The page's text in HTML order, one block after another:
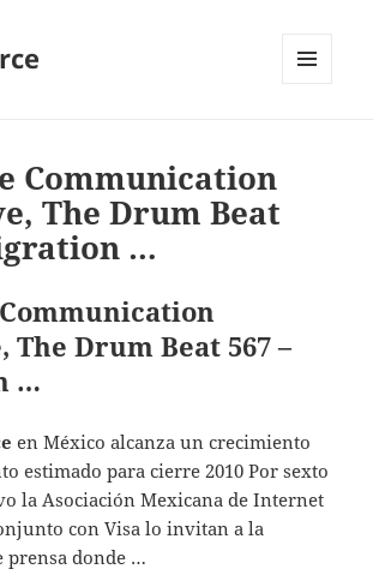
Communication
The Drum Beat
…
Communication
Drum Beat 567 –
…
en México alcanza un crecimiento
estimado para cierre 2010 Por sexto
la Asociación Mexicana de Internet
con Visa lo invitan a la
prensa donde …